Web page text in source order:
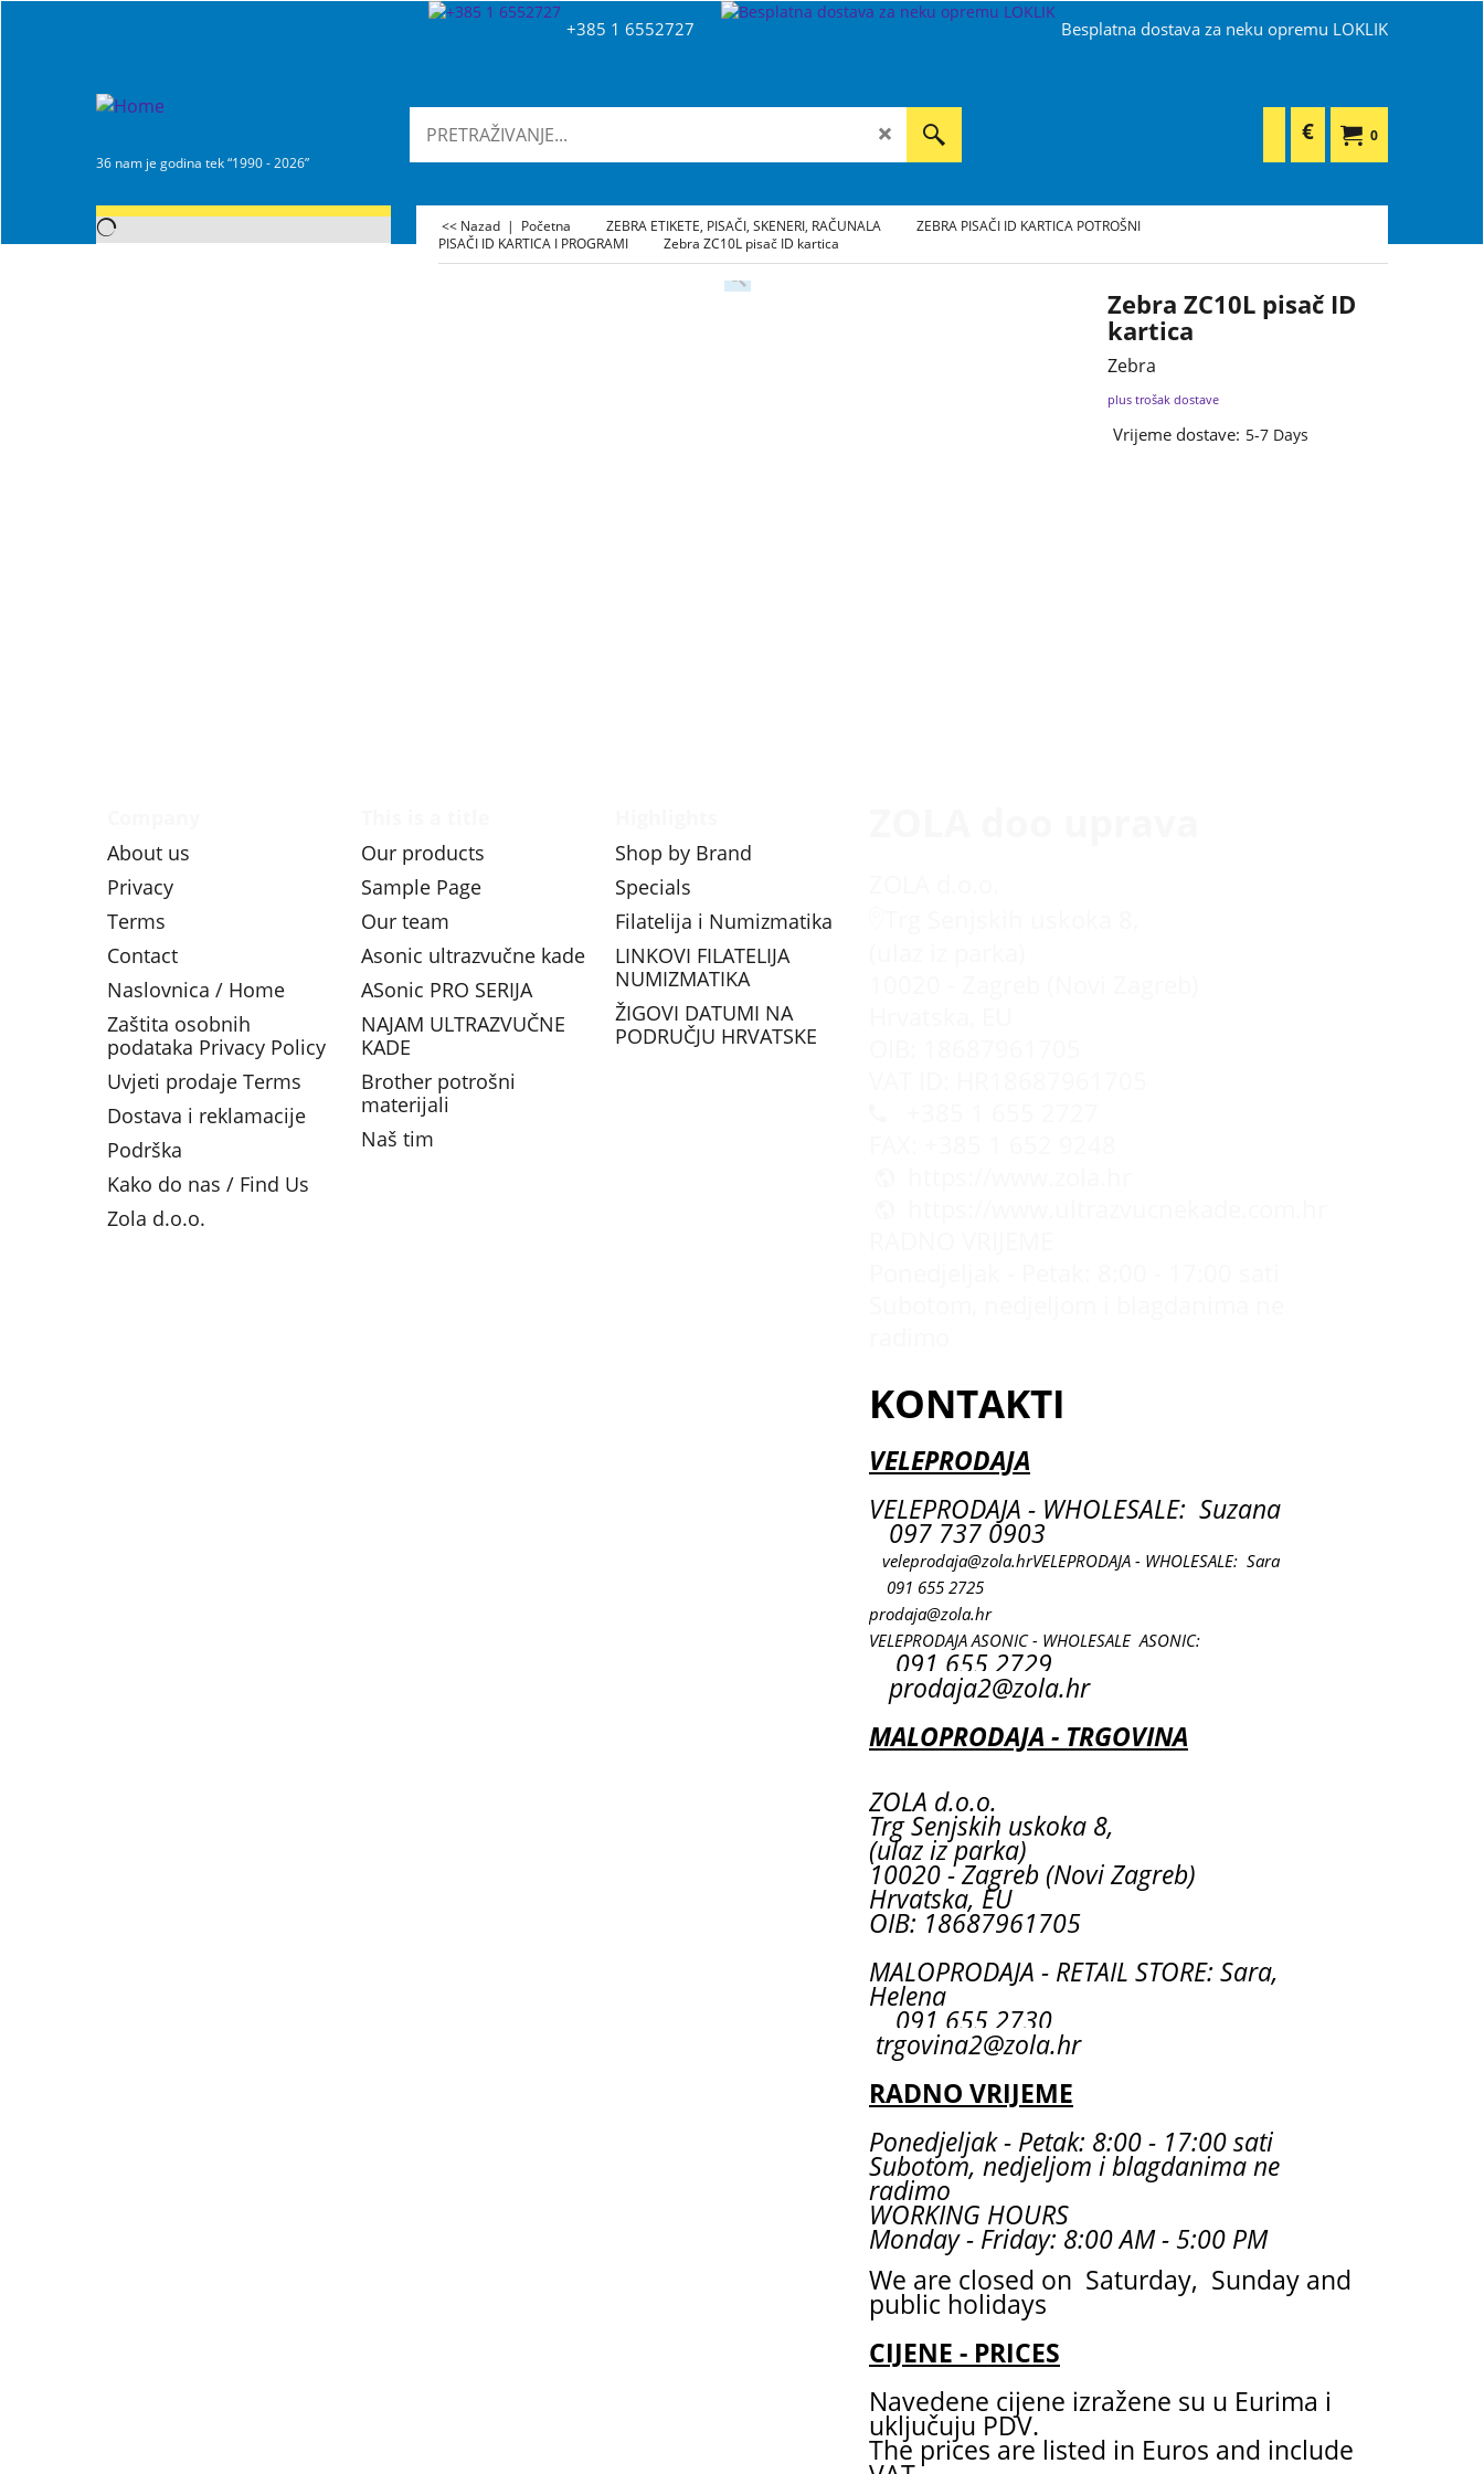
+385 1 6552727 Besplatna dostava za neku opremu LOKLIK
36 nam je godina tek “1990 - 2026”
0
€
<< Nazad | Početna ZEBRA ETIKETE, PISAČI, SKENERI, RAČUNALA
ZEBRA PISAČI ID KARTICA POTROŠNI
PISAČI ID KARTICA I PROGRAMI
Zebra ZC10L pisač ID kartica
Zebra ZC10L pisač ID
kartica
Zebra
plus trošak dostave
Vrijeme dostave: 5-7 Days
About us
Privacy
Terms
Contact
Naslovnica / Home
Zaštita osobnih
podataka Privacy Policy
Uvjeti prodaje Terms
Dostava i reklamacije
Podrška
Kako do nas / Find Us
Zola d.o.o.
Our products
Sample Page
Our team
Asonic ultrazvučne kade
ASonic PRO SERIJA
NAJAM ULTRAZVUČNE
KADE
Brother potrošni
materijali
Naš tim
Shop by Brand
Specials
Filatelija i Numizmatika
LINKOVI FILATELIJA
NUMIZMATIKA
ŽIGOVI DATUMI NA
PODRUČJU HRVATSKE
KONTAKTI
VELEPRODAJA
VELEPRODAJA - WHOLESALE: Suzana
097 737 0903
veleprodaja@zola.hrVELEPRODAJA - WHOLESALE: Sara
091 655 2725
prodaja@zola.hr
VELEPRODAJA ASONIC - WHOLESALE ASONIC:
091 655 2729
prodaja2@zola.hr
MALOPRODAJA - TRGOVINA
ZOLA d.o.o.
Trg Senjskih uskoka 8,
(ulaz iz parka)
10020 - Zagreb (Novi Zagreb)
Hrvatska, EU
OIB: 18687961705
MALOPRODAJA - RETAIL STORE: Sara,
Helena
091 655 2730
trgovina2@zola.hr
RADNO VRIJEME
Ponedjeljak - Petak: 8:00 - 17:00 sati
Subotom, nedjeljom i blagdanima ne
radimo
WORKING HOURS
Monday - Friday: 8:00 AM - 5:00 PM
We are closed on Saturday, Sunday and
public holidays
CIJENE - PRICES
Navedene cijene izražene su u Eurima i
uključuju PDV.
The prices are listed in Euros and include